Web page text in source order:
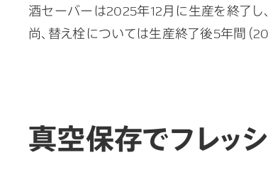
酒セーバーは2025年12月に生産を終了し
尚、替え栓については生産終了後5年間（
真空保存でフレッ